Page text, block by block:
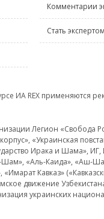
Комментарии
Стать экспертом
ИА REX применяются
Легион «Свобода
«Украинская
Ирака и Шама»,
«Аль-Каида», «Аш-
«Имарат Кавказ»
движение
украинских